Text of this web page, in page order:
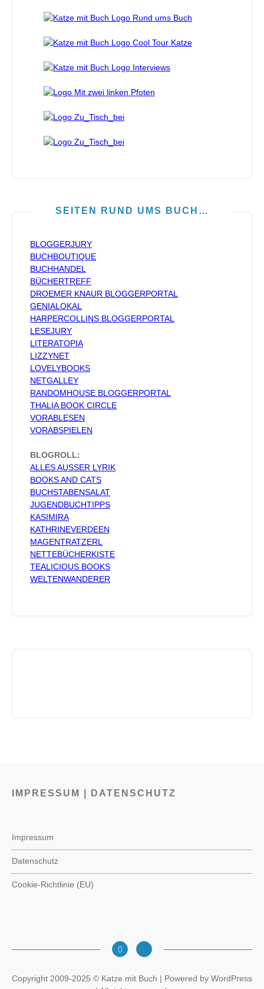
SEITEN RUND UMS BUCH…
BLOGGERJURY
BUCHBOUTIQUE
BUCHHANDEL
BÜCHERTREFF
DROEMER KNAUR BLOGGERPORTAL
GENIALOKAL
HARPERCOLLINS BLOGGERPORTAL
LESEJURY
LITERATOPIA
LIZZYNET
LOVELYBOOKS
NETGALLEY
RANDOMHOUSE BLOGGERPORTAL
THALIA BOOK CIRCLE
VORABLESEN
VORABSPIELEN
BLOGROLL:
ALLES AUSSER LYRIK
BOOKS AND CATS
BUCHSTABENSALAT
JUGENDBUCHTIPPS
KASIMIRA
KATHRINEVERDEEN
MAGENTRATZERL
NETTEBÜCHERKISTE
TEALICIOUS BOOKS
WELTENWANDERER
IMPRESSUM | DATENSCHUTZ
Impressum
Datenschutz
Cookie-Richtlinie (EU)
Copyright 2009-2025 © Katze mit Buch | Powered by WordPress